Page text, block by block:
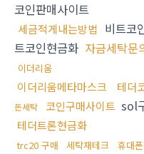
코인판매사이트
세금적게내는방법 비트코
트코인현금화 자금세탁문
이더리움
이더리움메타마스크 테더
돈세탁
코인구매사이트 sol
테더트론현금화
trc20 구매 세탁재테크 휴대